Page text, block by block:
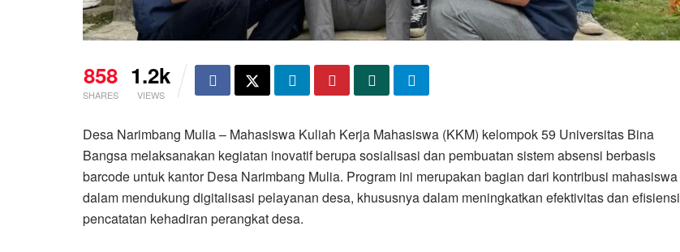
858
SHARES
1.2k
VIEWS
Desa Narimbang Mulia – Mahasiswa Kuliah Kerja Mahasiswa (KKM) kelompok 59 Universitas Bina
Bangsa melaksanakan kegiatan inovatif berupa sosialisasi dan pembuatan sistem absensi berbasis
barcode untuk kantor Desa Narimbang Mulia. Program ini merupakan bagian dari kontribusi mahasiswa
dalam mendukung digitalisasi pelayanan desa, khususnya dalam meningkatkan efektivitas dan efisiensi
pencatatan kehadiran perangkat desa.